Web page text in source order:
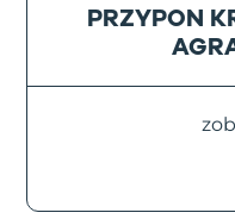
PRZYPON